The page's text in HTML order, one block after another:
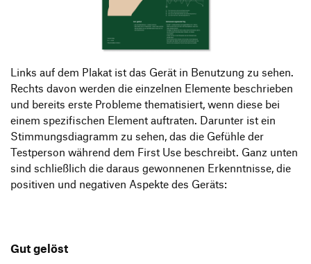
Links auf dem Plakat ist das Gerät in Benutzung zu sehen.
Rechts davon werden die einzelnen Elemente beschrieben
und bereits erste Probleme thematisiert, wenn diese bei
einem spezifischen Element auftraten. Darunter ist ein
Stimmungsdiagramm zu sehen, das die Gefühle der
Testperson während dem First Use beschreibt. Ganz unten
sind schließlich die daraus gewonnenen Erkenntnisse, die
positiven und negativen Aspekte des Geräts:
Gut gelöst